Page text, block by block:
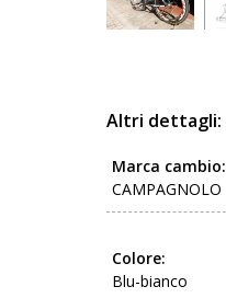
Altri dettagli:
Marca cambio:
CAMPAGNOLO
Colore:
Blu-bianco